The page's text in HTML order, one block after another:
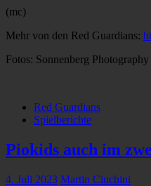
(mc)
Mehr von den Red Guardians:
Fotos: Sonnenberg
Red Guardians
Spielberichte
Piokids auch im
4. Juli 2023 Martin Ciuchini